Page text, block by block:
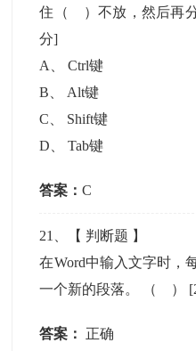
住（ ）不放，然后再
分]
A
、Ctrl键
B
Alt键
C
Shift键
D 、Tab键
答案：C
21 、【 判断题 】
在Word中输入文字时，
一个新的段落。 （ ）
答案： 正确